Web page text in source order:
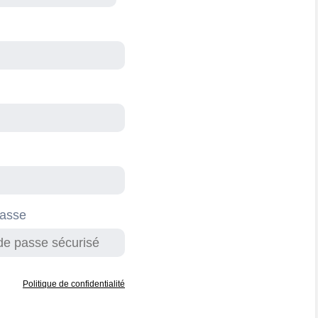
Politique de confidentialité